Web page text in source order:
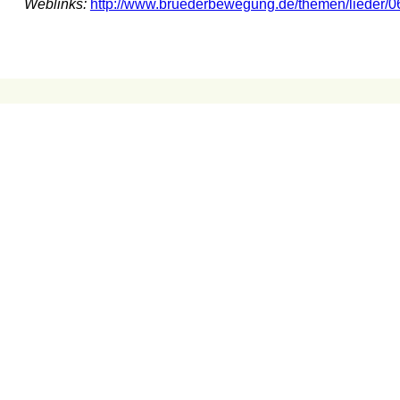
Weblinks: http://www.bruederbewegung.de/themen/lieder/